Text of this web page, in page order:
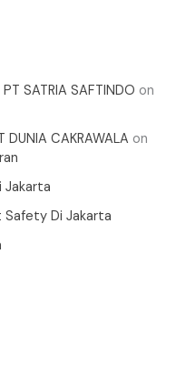
SATRIA SAFTINDO on
CAKRAWALA on
Jakarta
Safety Di Jakarta